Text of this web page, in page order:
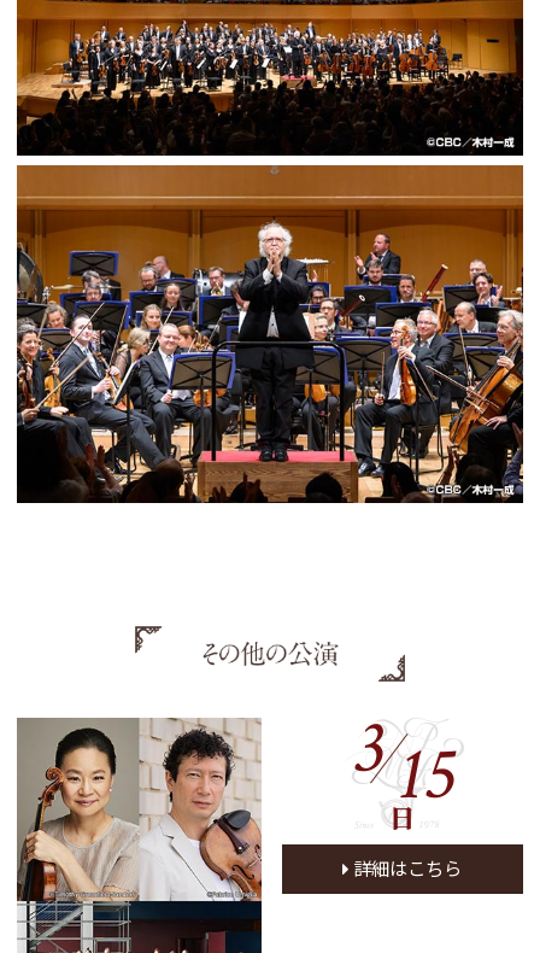
315
日
詳細はこちら